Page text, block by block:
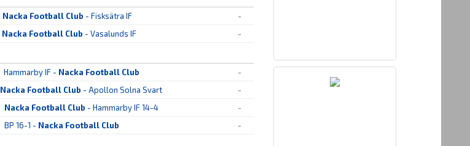
Nacka Football Club - Fisksätra IF
-
Nacka Football Club - Vasalunds IF -
Hammarby IF - Nacka Football Club
-
Nacka Football Club - Apollon Solna Svart
-
Nacka Football Club - Hammarby IF 14-4
-
BP 16-1 - Nacka Football Club -